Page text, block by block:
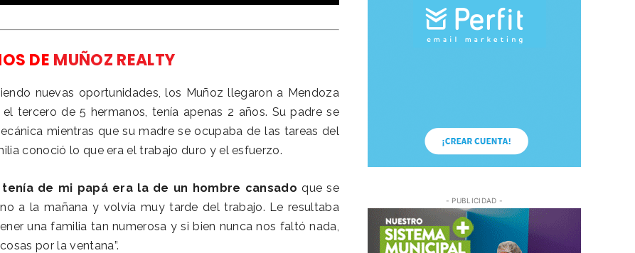
DE MUÑOZ REALTY
nuevas oportunidades, los Muñoz llegaron a Mendoza
tercero de 5 hermanos, tenía apenas 2 años. Su padre se
mientras que su madre se ocupaba de las tareas del
conoció lo que era el trabajo duro y el esfuerzo.
de mi papá era la de un hombre cansado que se
a la mañana y volvía muy tarde del trabajo. Le resultaba
una familia tan numerosa y si bien nunca nos faltó nada,
por la ventana”.
- PUBLICIDAD -